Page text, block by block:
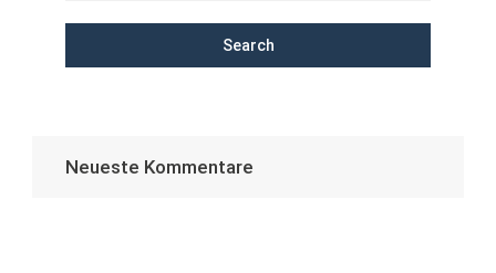
Search
Neueste Kommentare